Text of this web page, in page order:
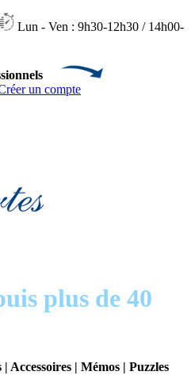
Lun - Ven : 9h30-12h30 / 14h00-
un compte
plus de 40
Accessoires | Mémos | Puzzles